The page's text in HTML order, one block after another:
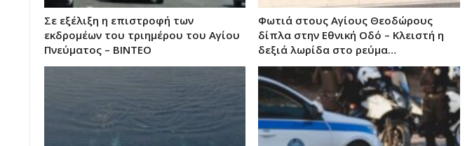
Σε εξέλιξη η επιστροφή των
εκδρομέων του τριημέρου του Αγίου
Πνεύματος – ΒΙΝΤΕΟ
Φωτιά στους Αγίους Θεοδώρους
δίπλα στην Εθνική Οδό – Κλειστή η
δεξιά λωρίδα στο ρεύμα…